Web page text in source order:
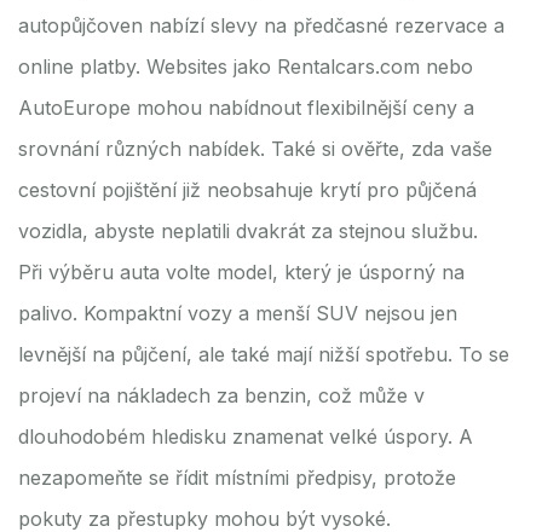
autopůjčoven nabízí slevy na předčasné rezervace a
online platby. Websites jako Rentalcars.com nebo
AutoEurope mohou nabídnout flexibilnější ceny a
srovnání různých nabídek. Také si ověřte, zda vaše
cestovní pojištění již neobsahuje krytí pro půjčená
vozidla, abyste neplatili dvakrát za stejnou službu.
Při výběru auta volte model, který je úsporný na
palivo. Kompaktní vozy a menší SUV nejsou jen
levnější na půjčení, ale také mají nižší spotřebu. To se
projeví na nákladech za benzin, což může v
dlouhodobém hledisku znamenat velké úspory. A
nezapomeňte se řídit místními předpisy, protože
pokuty za přestupky mohou být vysoké.